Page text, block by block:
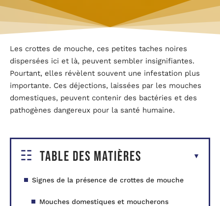
Les crottes de mouche, ces petites taches noires
dispersées ici et là, peuvent sembler insignifiantes.
Pourtant, elles révèlent souvent une infestation plus
importante. Ces déjections, laissées par les mouches
domestiques, peuvent contenir des bactéries et des
pathogènes dangereux pour la santé humaine.
Table des matières
Signes de la présence de crottes de mouche
Mouches domestiques et moucherons